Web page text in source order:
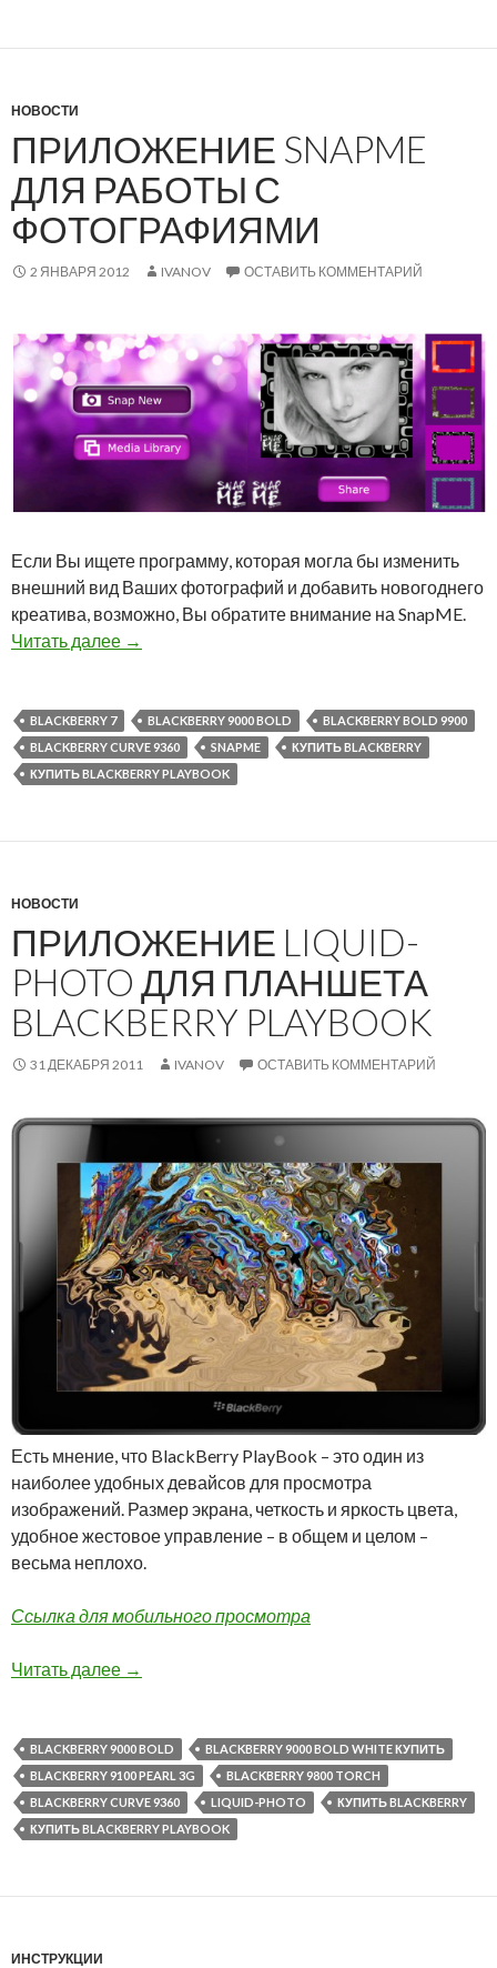
НОВОСТИ
ПРИЛОЖЕНИЕ SNAPME
ДЛЯ РАБОТЫ С
ФОТОГРАФИЯМИ
2 ЯНВАРЯ 2012 IVANOV ОСТАВИТЬ КОММЕНТАРИЙ
Если Вы ищете программу, которая могла бы изменить
внешний вид Ваших фотографий и добавить новогоднего
креатива, возможно, Вы обратите внимание на SnapME.
Читать далее
Приложение SnapME для работы с
→
BLACKBERRY 7 BLACKBERRY 9000 BOLD
BLACKBERRY BOLD 9900
BLACKBERRY CURVE 9360
SNAPME
КУПИТЬ BLACKBERRY
КУПИТЬ BLACKBERRY PLAYBOOK
НОВОСТИ
ПРИЛОЖЕНИЕ LIQUID-
PHOTO ДЛЯ ПЛАНШЕТА
BLACKBERRY PLAYBOOK
31 ДЕКАБРЯ 2011 IVANOV ОСТАВИТЬ КОММЕНТАРИЙ
Есть мнение, что BlackBerry PlayBook – это один из
наиболее удобных девайсов для просмотра
изображений. Размер экрана, четкость и яркость цвета,
удобное жестовое управление – в общем и целом –
весьма неплохо.
Ссылка для мобильного просмотра
Читать далее Приложение Liquid-Photo для планшета
→
BLACKBERRY 9000 BOLD
BLACKBERRY 9000 BOLD WHITE КУПИТЬ
BLACKBERRY 9100 PEARL 3G
BLACKBERRY 9800 TORCH
BLACKBERRY CURVE 9360
LIQUID-PHOTO
КУПИТЬ BLACKBERRY
КУПИТЬ BLACKBERRY PLAYBOOK
ИНСТРУКЦИИ